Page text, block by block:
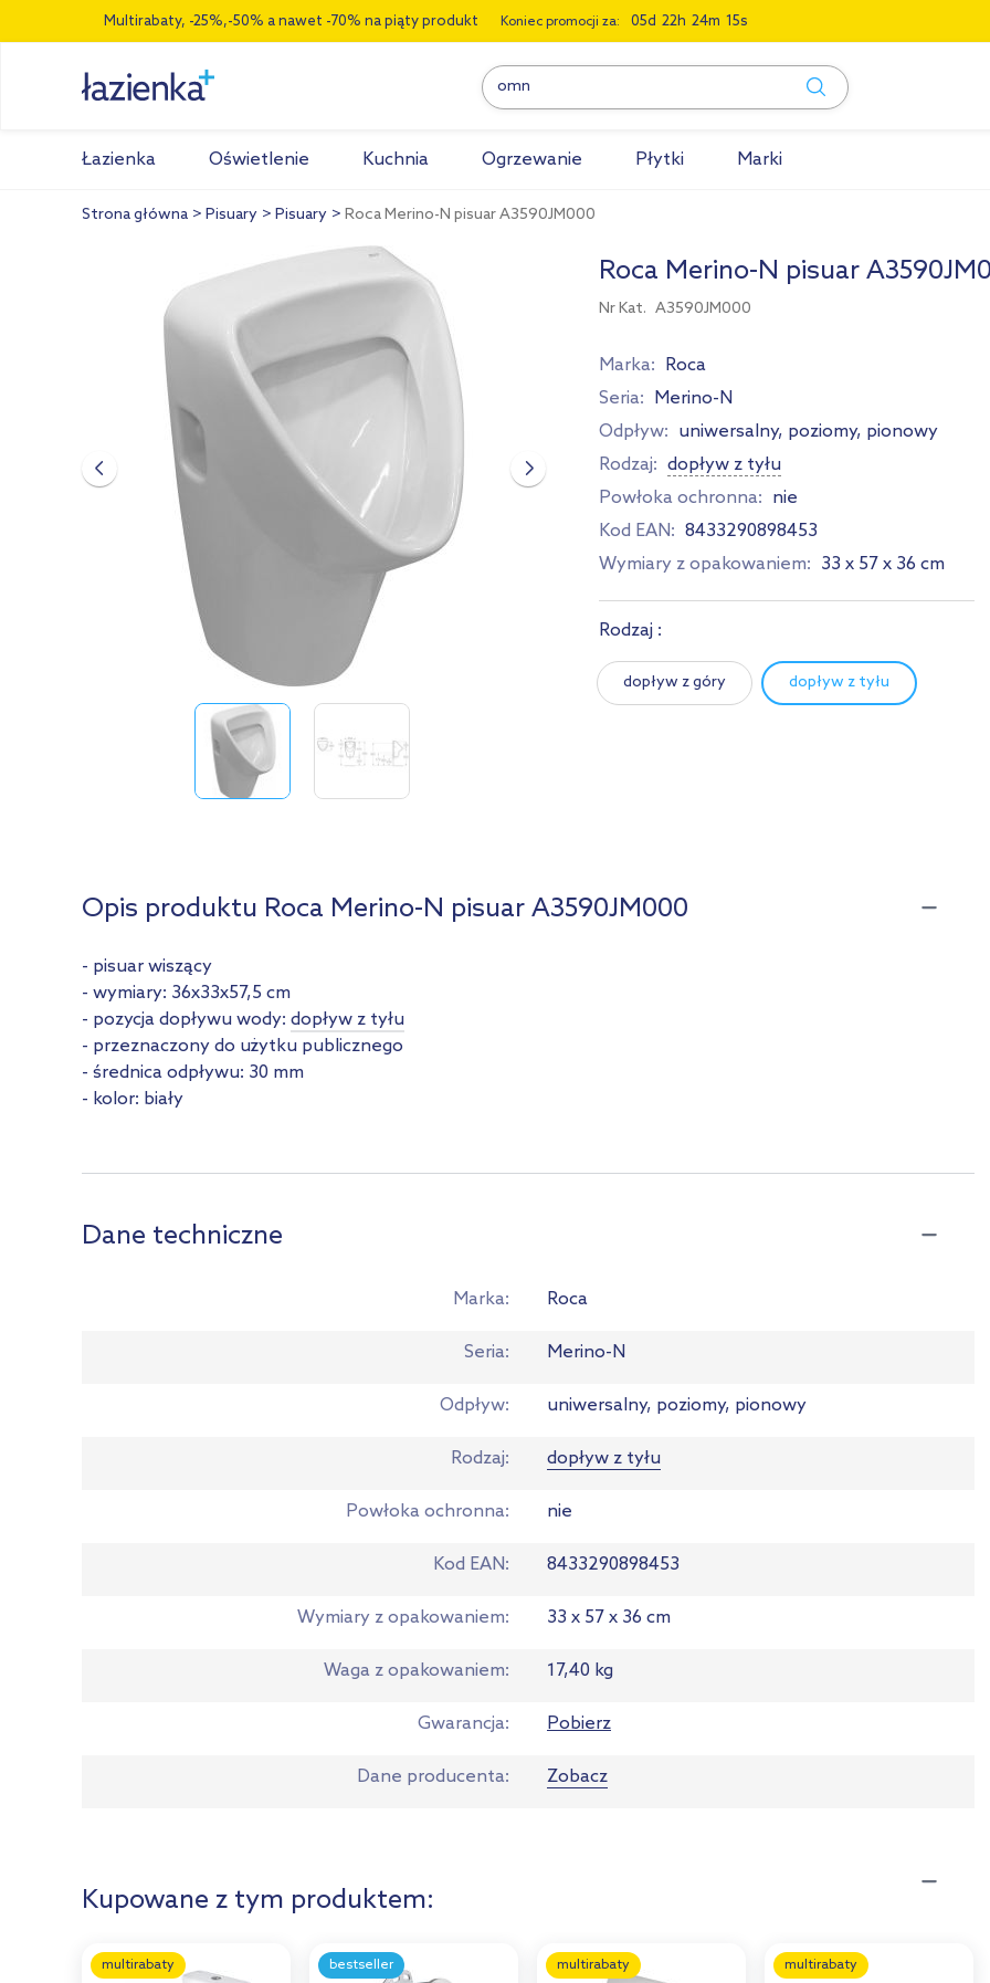
Multirabaty, -25%,-50% a nawet -70% na piąty produkt Koniec promocji za: 05 22 24 14
Łazienka Oświetlenie Kuchnia Ogrzewanie Płytki Marki
Strona główna Pisuary Pisuary Roca Merino-N pisuar A3590JM000
Roca Merino-N pisuar
Nr Kat. A3590JM000
Marka: Roca
Seria: Merino-N
Odpływ: uniwersalny, poziomy, pionowy
Rodzaj: dopływ z tyłu
Powłoka ochronna: nie
Kod EAN: 8433290898453
Wymiary z opakowaniem: 33 x 57 x 36 cm
Rodzaj :
dopływ z góry dopływ z tyłu
Opis produktu Roca Merino-N pisuar A3590JM000
- pisuar wiszący
- wymiary: 36x33x57,5 cm
- pozycja dopływu wody: dopływ z tyłu
- przeznaczony do użytku publicznego
- średnica odpływu: 30 mm
- kolor: biały
Dane techniczne
Marka Roca
Seria Merino-N
Odpływ uniwersalny, poziomy, pionowy
Rodzaj dopływ z tyłu
Powłoka ochronna nie
Kod EAN 8433290898453
Wymiary z opakowaniem 33 x 57 x 36 cm
Waga z opakowaniem 17,40 kg
Gwarancja Pobierz
Dane producenta Zobacz
Kupowane z tym produktem:
multirabaty bestseller multirabaty multirabaty